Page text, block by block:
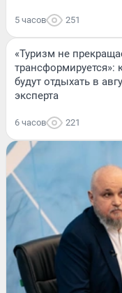
5 часов 251
«Туризм не
трансформируется»:
будут отдыхать в
эксперта
6 часов 221